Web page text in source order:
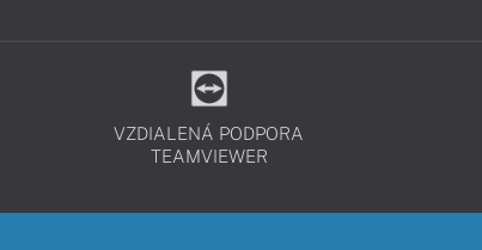
VZDIALENÁ PODPORA
TEAMVIEWER